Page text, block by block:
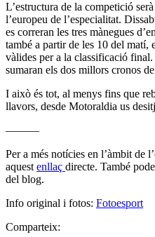
L’estructura de la competició
l’europeu de l’especialitat.
es correran les tres mànegues
també a partir de les 10 del matí,
vàlides per a la classificació
sumaran els dos millors cronos
I això és tot, al menys fins que
llavors, desde Motoraldia us
———
Per a més notícies en l’àmbit de
aquest enllaç directe. També
del blog.
Info original i fotos: Fotoesport
Comparteix: